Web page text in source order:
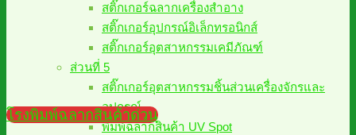
สติ๊กเกอร์ฉลากเครื่องสำอาง
สติ๊กเกอร์อุปกรณ์อิเล็กทรอนิกส์
สติ๊กเกอร์อุตสาหกรรมเคมีภัณฑ์
ส่วนที่ 5
สติ๊กเกอร์อุตสาหกรรมชิ้นส่วนเครื่องจักรและ
อุปกรณ์
พิมพ์ฉลากสินค้า UV Spot
โรงพิมพ์ฉลากสินค้าด่วน